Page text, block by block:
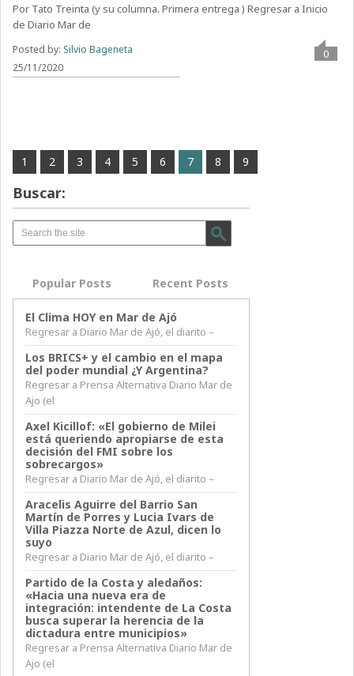
Por Tato Treinta (y su columna. Primera entrega ) Regresar a Inicio
de Diario Mar de
Posted by: Silvio Bageneta
25/11/2020
0
1 2 3 4 5 6 7 8 9
Buscar:
Popular Posts Recent Posts
El Clima HOY en Mar de Ajó
Regresar a Diario Mar de Ajó, el diarito –
Los BRICS+ y el cambio en el mapa
del poder mundial ¿Y Argentina?
Regresar a Prensa Alternativa Diario Mar de
Ajo (el
Axel Kicillof: «El gobierno de Milei
está queriendo apropiarse de esta
decisión del FMI sobre los
sobrecargos»
Regresar a Diario Mar de Ajó, el diarito –
Aracelis Aguirre del Barrio San
Martín de Porres y Lucia Ivars de
Villa Piazza Norte de Azul, dicen lo
suyo
Regresar a Diario Mar de Ajó, el diarito –
Partido de la Costa y aledaños:
«Hacia una nueva era de
integración: intendente de La Costa
busca superar la herencia de la
dictadura entre municipios»
Regresar a Prensa Alternativa Diario Mar de
Ajo (el